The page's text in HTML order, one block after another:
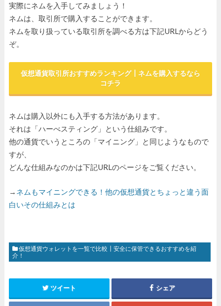
実際にネムを入手してみましょう！
ネムは、取引所で購入することができます。
ネムを取り扱っている取引所を調べる方は下記URLからどう
ぞ。
仮想通貨取引所おすすめランキング┃ネムを購入するなら
コチラ
ネムは購入以外にも入手する方法があります。
それは「ハーべスティング」という仕組みです。
他の通貨でいうところの「マイニング」と同じようなもので
すが、
どんな仕組みなのかは下記URLのページをご覧ください。
→ ネムもマイニングできる！他の仮想通貨とちょっと違う面
白いその仕組みとは
仮想通貨ウォレットを一覧で比較┃安全に保管できるおすすめを紹
介！
ツイート シェア